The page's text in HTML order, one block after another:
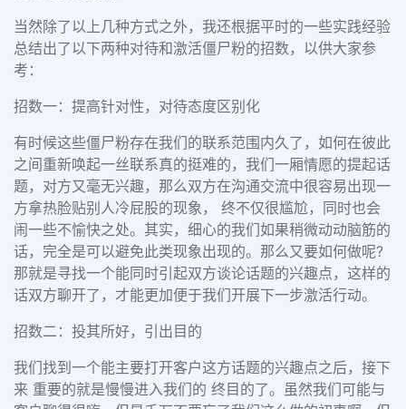
当然除了以上几种方式之外，我还根据平时的一些实践经验
总结出了以下两种对待和激活僵尸粉的招数，以供大家参
考：
招数一：提高针对性，对待态度区别化
有时候这些僵尸粉存在我们的联系范围内久了，如何在彼此
之间重新唤起一丝联系真的挺难的，我们一厢情愿的提起话
题，对方又毫无兴趣，那么双方在沟通交流中很容易出现一
方拿热脸贴别人冷屁股的现象， 终不仅很尴尬，同时也会
闹一些不愉快之处。其实，细心的我们如果稍微动动脑筋的
话，完全是可以避免此类现象出现的。那么又要如何做呢?
那就是寻找一个能同时引起双方谈论话题的兴趣点，这样的
话双方聊开了，才能更加便于我们开展下一步激活行动。
招数二：投其所好，引出目的
我们找到一个能主要打开客户这方话题的兴趣点之后，接下
来 重要的就是慢慢进入我们的 终目的了。虽然我们可能与